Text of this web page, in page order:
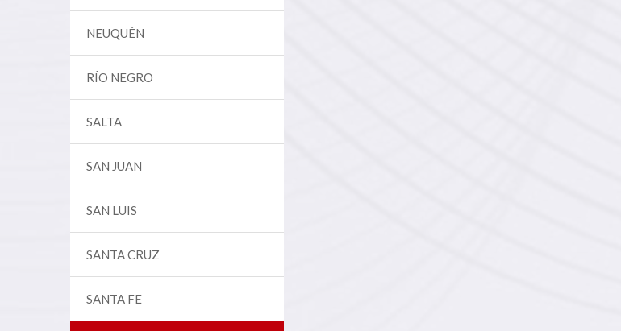
NEUQUÉN
RÍO NEGRO
SALTA
SAN JUAN
SAN LUIS
SANTA CRUZ
SANTA FE